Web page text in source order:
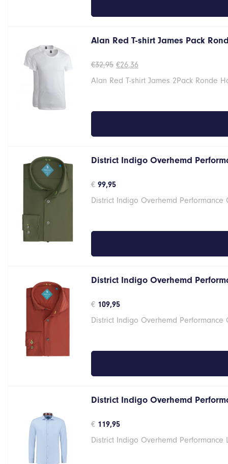
Alan Red T-shirt James Pack
€32,95 Oorspronkelijke
was:
€26,36Huidige
is:
Alan Red T-shirt James 2Pack Ronde
District Indigo Overhemd
€ 99,95
District Indigo Overhemd Performance
District Indigo Overhemd
€ 109,95
District Indigo Overhemd Performance
District Indigo Overhemd
€ 119,95
District Indigo Overhemd Performance